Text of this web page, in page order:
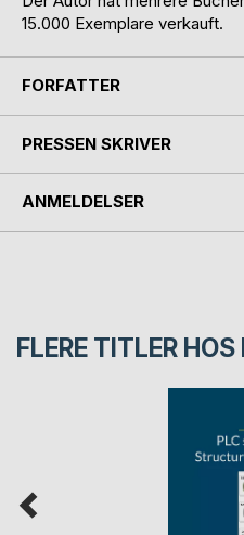
15.000 Exemplare verkauft.
FORFATTER
PRESSEN SKRIVER
ANMELDELSER
FLERE TITLER HOS